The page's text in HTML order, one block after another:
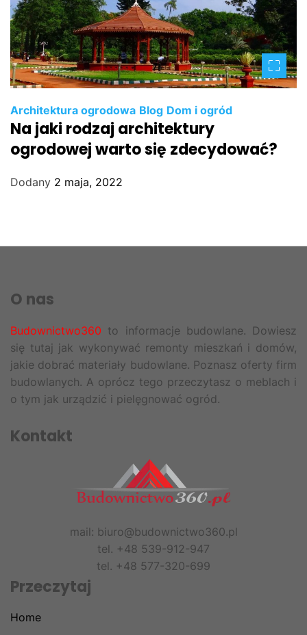
Architektura ogrodowa Blog Dom i ogród
Na jaki rodzaj architektury
ogrodowej warto się zdecydować?
Dodany 2 maja, 2022
O nas
Budownictwo360 to informacje budowlane. Dowiesz
się tutaj jak wykonywać remonty mieszkań i domów,
jakie dobrać materiały budowlane. Poznasz oferty firm
budowlanych. A oprócz tego przeczytasz o meblach i
o tym jak urządzić i pielęgnować ogród.
Kontakt
mail: biuro@budownictwo360.pl
tel. +48 539-912-947
tel. +48 577-320-699
Przeczytaj
Home